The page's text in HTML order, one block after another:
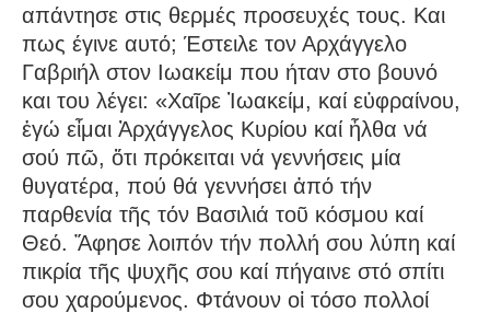
απάντησε στις θερμές προσευχές τους. Και
πως έγινε αυτό; Έστειλε τον Αρχάγγελο
Γαβριήλ στον Ιωακείμ που ήταν στο βουνό
και του λέγει: «Χαῖρε Ἰωακείμ, καί εὐφραίνου,
ἐγώ εἶμαι Ἀρχάγγελος Κυρίου καί ἦλθα νά
σού πῶ, ὅτι πρόκειται νά γεννήσεις μία
θυγατέρα, πού θά γεννήσει ἀπό τήν
παρθενία τῆς τόν Βασιλιά τοῦ κόσμου καί
Θεό. Ἄφησε λοιπόν τήν πολλή σου λύπη καί
πικρία τῆς ψυχῆς σου καί πήγαινε στό σπίτι
σου χαρούμενος. Φτάνουν οἱ τόσο πολλοί